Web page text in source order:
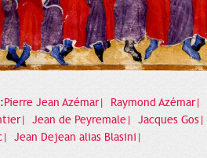
Pierre Jean Azémar| Raymond Azémar|
Jean de Peyremale| Jacques Gos|
Jean Dejean alias Blasini|